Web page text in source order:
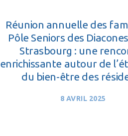
Réunion annuelle des
Pôle Seniors des
Strasbourg : une
enrichissante autour de
du bien-être des
8 AVRIL 2025